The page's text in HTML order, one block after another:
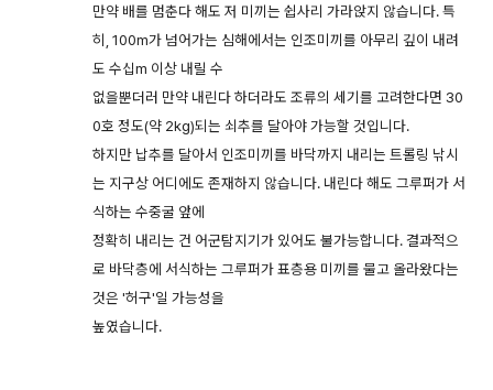
만약 배를 멈춘다 해도 저 미끼는 쉽사리 가라앉지 않습니다. 특
히, 100m가 넘어가는 심해에서는 인조미끼를 아무리 깊이 내려
도 수십m 이상 내릴 수
없을뿐더러 만약 내린다 하더라도 조류의 세기를 고려한다면 30
0호 정도(약 2kg)되는 쇠추를 달아야 가능할 것입니다.
하지만 납추를 달아서 인조미끼를 바닥까지 내리는 트롤링 낚시
는 지구상 어디에도 존재하지 않습니다. 내린다 해도 그루퍼가 서
식하는 수중굴 앞에
정확히 내리는 건 어군탐지기가 있어도 불가능합니다. 결과적으
로 바닥층에 서식하는 그루퍼가 표층용 미끼를 물고 올라왔다는
것은 '허구'일 가능성을
높였습니다.